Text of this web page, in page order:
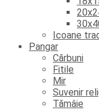
Icoane
Pangar
Cărbuni
Fitile
Mir
Suvenir
Tămâie